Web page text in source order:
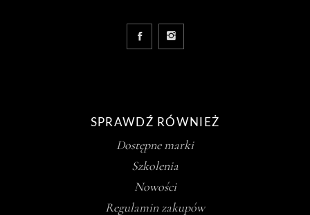
SPRAWDŹ RÓWNIEŻ
Dostępne marki
Szkolenia
Nowości
Regulamin zakupów